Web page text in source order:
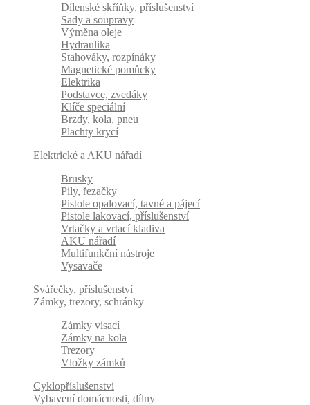
Dílenské skříňky, příslušenství
Sady a soupravy
Výměna oleje
Hydraulika
Stahováky, rozpínáky
Magnetické pomůcky
Elektrika
Podstavce, zvedáky
Klíče speciální
Brzdy, kola, pneu
Plachty krycí
Elektrické a AKU nářadí
Brusky
Pily, řezačky
Pistole opalovací, tavné a pájecí
Pistole lakovací, příslušenství
Vrtačky a vrtací kladiva
AKU nářadí
Multifunkční nástroje
Vysavače
Svářečky, příslušenství
Zámky, trezory, schránky
Zámky visací
Zámky na kola
Trezory
Vložky zámků
Cyklopříslušenství
Vybavení domácnosti, dílny